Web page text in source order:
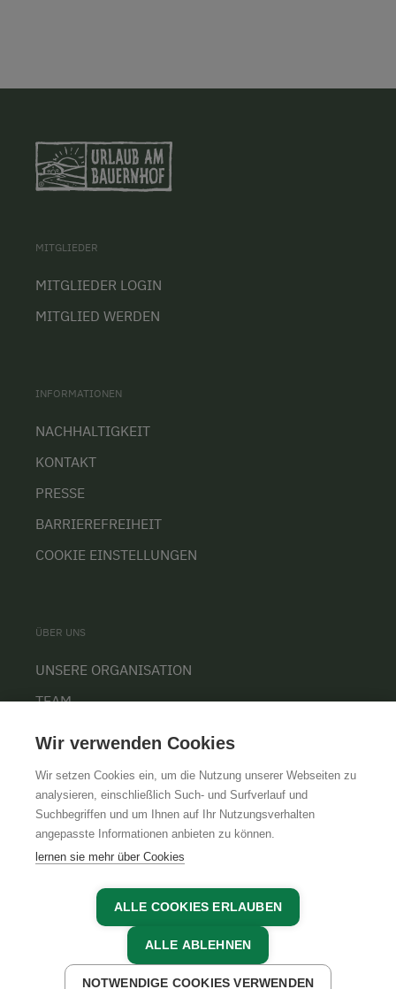
MITGLIEDER
MITGLIEDER LOGIN
MITGLIED WERDEN
INFORMATIONEN
NACHHALTIGKEIT
KONTAKT
PRESSE
BARRIEREFREIHEIT
COOKIE EINSTELLUNGEN
ÜBER UNS
UNSERE ORGANISATION
TEAM
AGBIMPRESSUMDATENSCHUTZ
Wir verwenden Cookies
Wir setzen Cookies ein, um die Nutzung unserer Webseiten zu
analysieren, einschließlich Such- und Surfverlauf und
Suchbegriffen und um Ihnen auf Ihr Nutzungsverhalten
angepasste Informationen anbieten zu können.
lernen sie mehr über Cookies
ALLE COOKIES ERLAUBEN
ALLE ABLEHNEN
NOTWENDIGE COOKIES VERWENDEN